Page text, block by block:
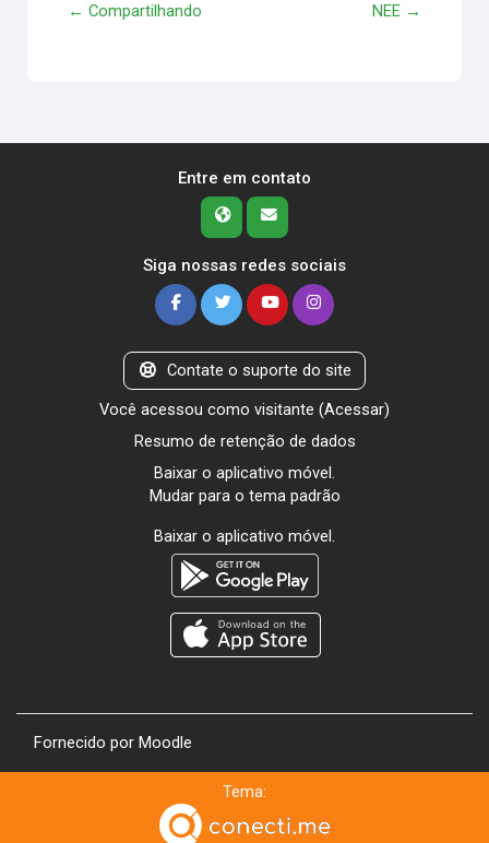
← Compartilhando NEE →
Entre em contato
Siga nossas redes sociais
Contate o suporte do site
Você acessou como visitante (Acessar)
Resumo de retenção de dados
Baixar o aplicativo móvel.
Mudar para o tema padrão
Baixar o aplicativo móvel.
Fornecido por Moodle
Tema: